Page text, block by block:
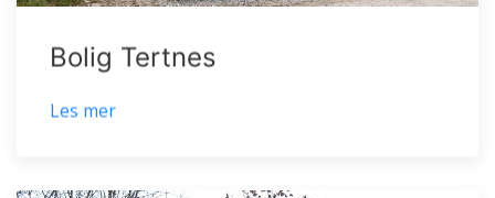
Bolig Tertnes
Les mer